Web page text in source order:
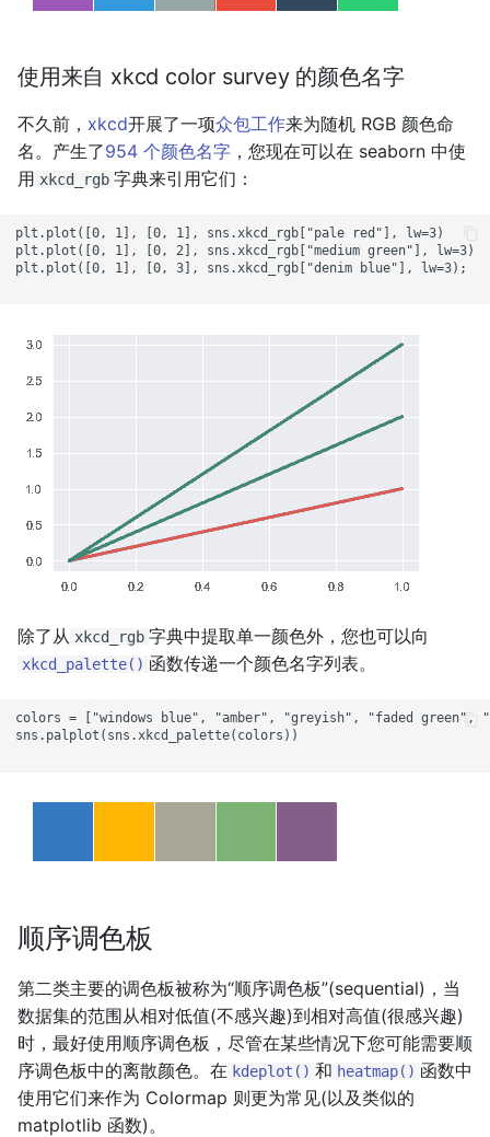
使用来自 xkcd color survey 的颜色名字
不久前， xkcd开展了一项众包工作来为随机 RGB 颜色命
名。产生了954 个颜色名字 ，您现在可以在 seaborn 中使
用 xkcd_rgb 字典来引用它们：
plt.plot([0, 1], [0, 1], sns.xkcd_rgb["pale red"], lw=3)
plt.plot([0, 1], [0, 2], sns.xkcd_rgb["medium green"], lw=3)
plt.plot([0, 1], [0, 3], sns.xkcd_rgb["denim blue"], lw=3);
除了从 xkcd_rgb 字典中提取单一颜色外，您也可以向
xkcd_palette() 函数传递一个颜色名字列表。
colors = ["windows blue", "amber", "greyish", "faded green",
sns.palplot(sns.xkcd_palette(colors))
顺序调色板
第二类主要的调色板被称为“顺序调色板”(sequential)，当
数据集的范围从相对低值(不感兴趣)到相对高值(很感兴趣)
时，最好使用顺序调色板，尽管在某些情况下您可能需要顺
序调色板中的离散颜色。在 kdeplot() 和 heatmap() 函数中
使用它们来作为 Colormap 则更为常见(以及类似的
matplotlib 函数)。